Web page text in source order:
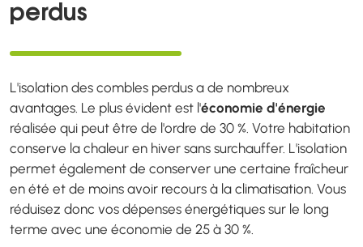
perdus
L'isolation des combles perdus a de nombreux
avantages. Le plus évident est l'économie d'énergie
réalisée qui peut être de l'ordre de 30 %. Votre habitation
conserve la chaleur en hiver sans surchauffer. L'isolation
permet également de conserver une certaine fraîcheur
en été et de moins avoir recours à la climatisation. Vous
réduisez donc vos dépenses énergétiques sur le long
terme avec une économie de 25 à 30 %.